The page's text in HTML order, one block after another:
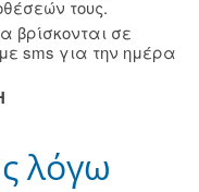
τους.
βρίσκονται σε
sms για την ημέρα
λόγω